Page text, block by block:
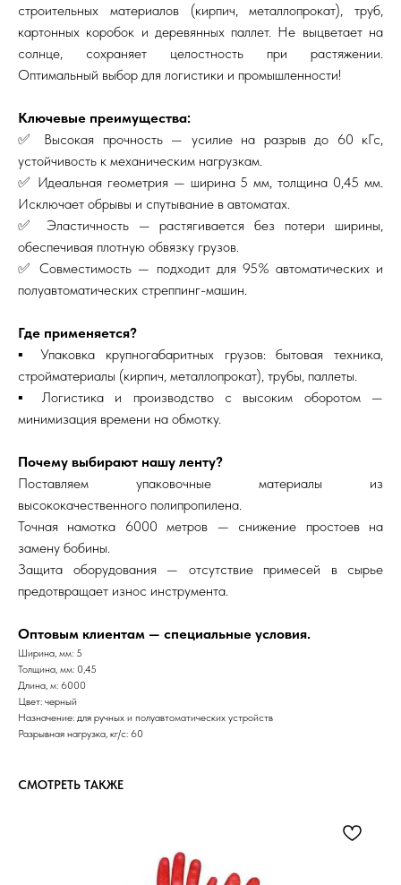
строительных материалов (кирпич, металлопрокат), труб,
картонных коробок и деревянных паллет. Не выцветает на
солнце, сохраняет целостность при растяжении.
Оптимальный выбор для логистики и промышленности!
Ключевые преимущества:
✅ Высокая прочность — усилие на разрыв до 60 кГс,
устойчивость к механическим нагрузкам.
✅ Идеальная геометрия — ширина 5 мм, толщина 0,45 мм.
Исключает обрывы и спутывание в автоматах.
✅ Эластичность — растягивается без потери ширины,
обеспечивая плотную обвязку грузов.
✅ Совместимость — подходит для 95% автоматических и
полуавтоматических стреппинг-машин.
Где применяется?
▪️ Упаковка крупногабаритных грузов: бытовая техника,
стройматериалы (кирпич, металлопрокат), трубы, паллеты.
▪️ Логистика и производство с высоким оборотом —
минимизация времени на обмотку.
Почему выбирают нашу ленту?
Поставляем упаковочные материалы из
высококачественного полипропилена.
Точная намотка 6000 метров — снижение простоев на
замену бобины.
Защита оборудования — отсутствие примесей в сырье
предотвращает износ инструмента.
Оптовым клиентам — специальные условия.
Ширина, мм: 5
Толщина, мм: 0,45
Длина, м: 6000
Цвет: черный
Назначение: для ручных и полуавтоматических устройств
Разрывная нагрузка, кг/с: 60
СМОТРЕТЬ ТАКЖЕ